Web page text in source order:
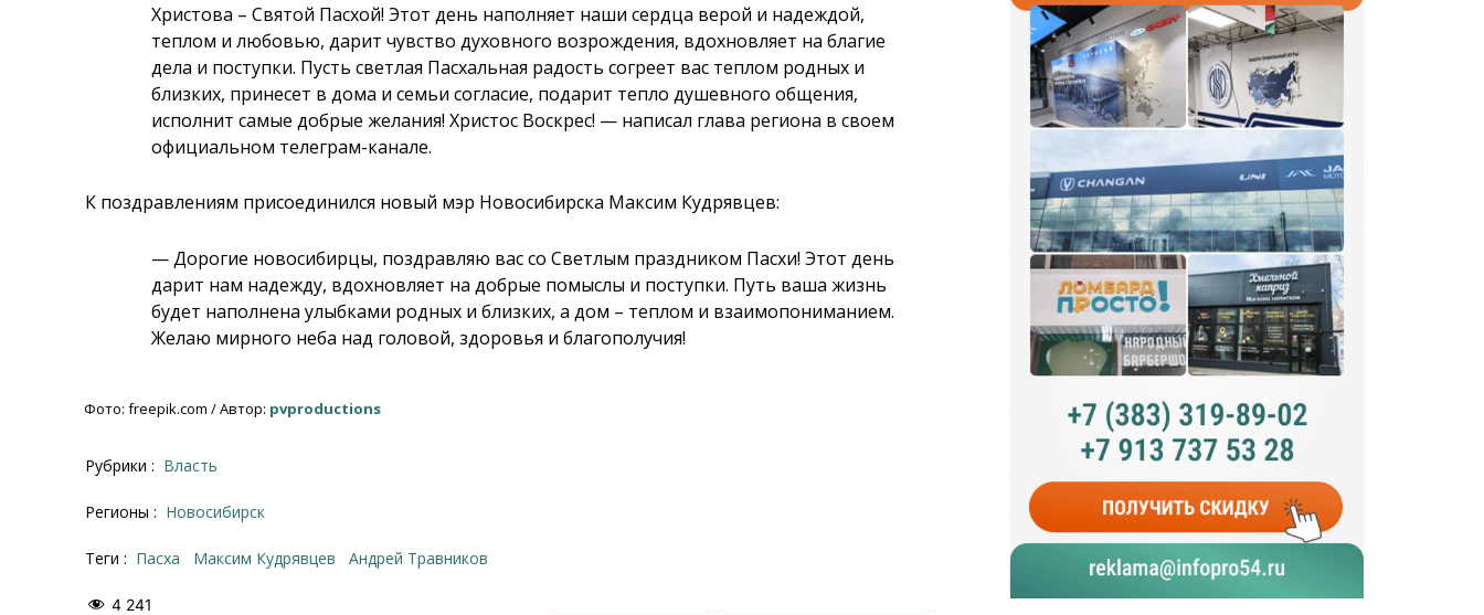
Христова – Святой Пасхой! Этот день наполняет наши сердца верой и надеждой,
теплом и любовью, дарит чувство духовного возрождения, вдохновляет на благие
дела и поступки. Пусть светлая Пасхальная радость согреет вас теплом родных и
близких, принесет в дома и семьи согласие, подарит тепло душевного общения,
исполнит самые добрые желания! Христос Воскрес! — написал глава региона в своем
официальном телеграм-канале.
К поздравлениям присоединился новый мэр Новосибирска Максим Кудрявцев:
— Дорогие новосибирцы, поздравляю вас со Светлым праздником Пасхи! Этот день
дарит нам надежду, вдохновляет на добрые помыслы и поступки. Путь ваша жизнь
будет наполнена улыбками родных и близких, а дом – теплом и взаимопониманием.
Желаю мирного неба над головой, здоровья и благополучия!
Фото: freepik.com / Автор: pvproductions
Рубрики : Власть
Регионы : Новосибирcк
Теги : Пасха Максим Кудрявцев Андрей Травников
4 241